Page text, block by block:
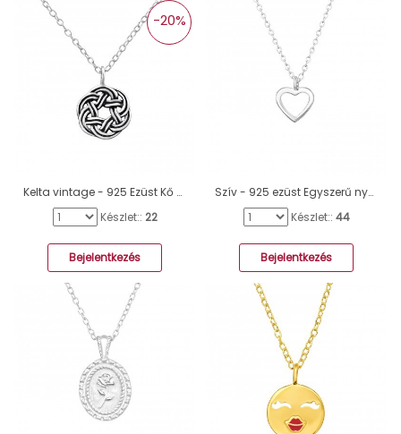
Kelta vintage - 925 Ezüst Kő Nélküli Nyakláncok A4S32422
-20%
Készlet:: 22
Bejelentkezés
Szív - 925 ezüst Egyszerű nyakláncok A4S36354
Készlet:: 44
Bejelentkezés